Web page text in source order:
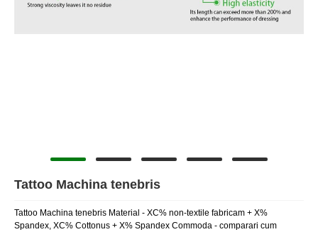
Tattoo Machina tenebris
Tattoo Machina tenebris Material - XC% non-textile fabricam + X%
Spandex, XC% Cottonus + X% Spandex Commoda - comparari cum